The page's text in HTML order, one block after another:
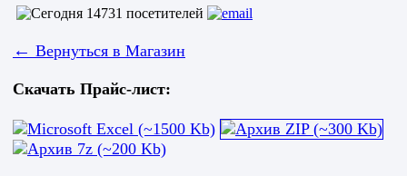
← Вернуться в Магазин
Скачать Прайс-лист: